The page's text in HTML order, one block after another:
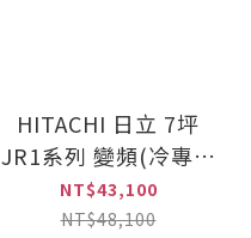
HITACHI 日立 7坪
JR1系列 變頻(冷專雙
吹)窗型冷氣(RA-
50JR1)
NT$43,100
NT$48,100